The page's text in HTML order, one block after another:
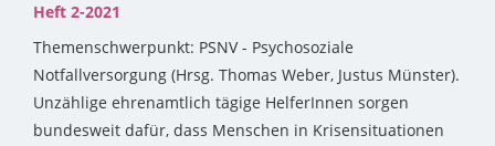
Heft 2-2021
Themenschwerpunkt: PSNV - Psychosoziale
Notfallversorgung (Hrsg. Thomas Weber, Justus Münster).
Unzählige ehrenamtlich tägige HelferInnen sorgen
bundesweit dafür, dass Menschen in Krisensituationen